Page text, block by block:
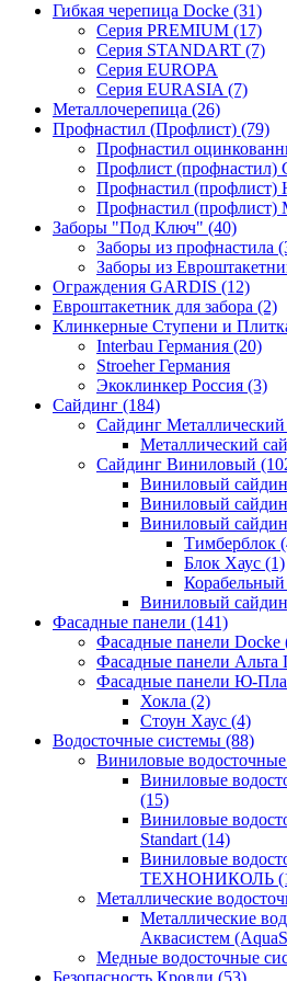
Гибкая черепица Docke (31)
Серия PREMIUM (17)
Серия STANDART (7)
Серия EUROPA
Серия EURASIA (7)
Металлочерепица (26)
Профнастил (Профлист) (79)
Профнастил
Профлист (профнастил)
Профнастил (профлист)
Профнастил
Заборы "Под Ключ" (40)
Заборы из профнастила
Заборы из
Ограждения GARDIS (12)
Евроштакетник для забора (2)
Клинкерные Ступени и
Interbau Германия (20)
Stroeher Германия
Экоклинкер Россия (3)
Сайдинг (184)
Сайдинг
Металлический
Сайдинг Виниловый
Виниловый
Виниловый
Виниловый
Тимберблок
Блок Хаус (1)
Корабельный
Виниловый
Фасадные панели (141)
Фасадные панели Docke
Фасадные панели Альта
Фасадные панели Ю-
Хокла (2)
Стоун Хаус (4)
Водосточные системы (88)
Виниловые
Виниловые
(15)
Виниловые
Standart (14)
Виниловые
ТЕХНОНИКОЛЬ
Металлические
Металлические
Аквасистем
Медные водосточные